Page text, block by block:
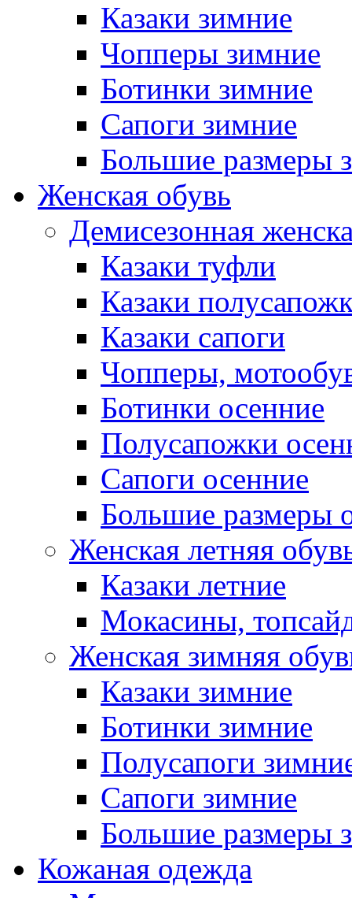
Казаки зимние
Чопперы зимние
Ботинки зимние
Сапоги зимние
Большие размеры
Женская обувь
Демисезонная
Казаки туфли
Казаки
Казаки сапоги
Чопперы,
Ботинки осенние
Полусапожки
Сапоги осенние
Большие размеры
Женская летняя
Казаки летние
Мокасины,
Женская зимняя
Казаки зимние
Ботинки зимние
Полусапоги
Сапоги зимние
Большие размеры
Кожаная одежда